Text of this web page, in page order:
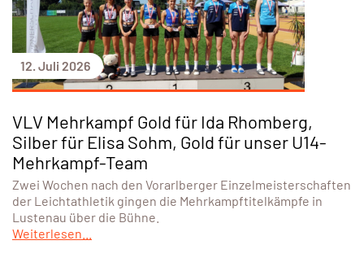
12. Juli 2026
VLV Mehrkampf Gold für Ida Rhomberg,
Silber für Elisa Sohm, Gold für unser U14-
Mehrkampf-Team
Zwei Wochen nach den Vorarlberger Einzelmeisterschaften
der Leichtathletik gingen die Mehrkampftitelkämpfe in
Lustenau über die Bühne.
Weiterlesen...